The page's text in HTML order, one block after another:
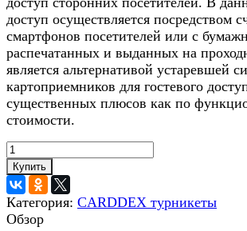
доступ осуществляется посредством
смартфонов посетителей или с
распечатанных и выданных на
является альтернативой устаревшей
картоприемников для гостевого
существенных плюсов как по
стоимости.
Купить
Категория: CARDDEX турникеты
Обзор